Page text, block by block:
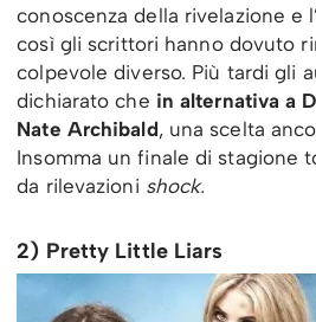
conoscenza della rivelazione e
così gli scrittori hanno dovuto
colpevole diverso. Più tardi gli
dichiarato che in alternativa a
Nate Archibald, una scelta
Insomma un finale di stagione
da rilevazioni shock.
2) Pretty Little Liars